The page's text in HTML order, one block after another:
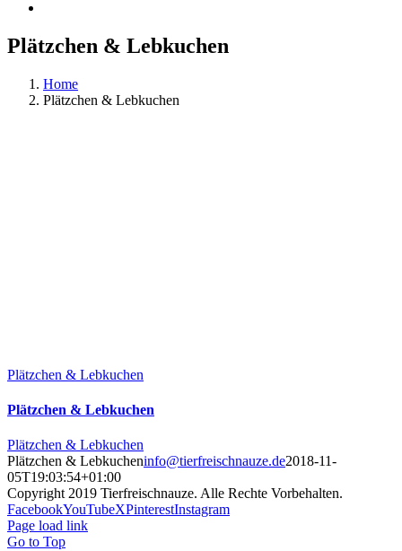
Plätzchen & Lebkuchen
Home
Plätzchen & Lebkuchen
Plätzchen & Lebkuchen
Plätzchen & Lebkuchen
Plätzchen & Lebkuchen
Plätzchen & Lebkucheninfo@tierfreischnauze.de2018-11-
05T19:03:54+01:00
Copyright 2019 Tierfreischnauze. Alle Rechte Vorbehalten.
FacebookYouTubeXPinterestInstagram
Page load link
Go to Top